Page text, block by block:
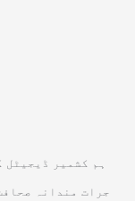
ہم کشمیر
جرات مندانہ